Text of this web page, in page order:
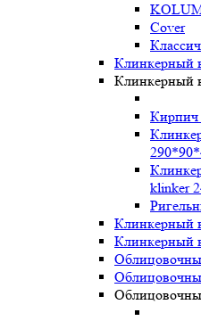
Cover
Клинкерный
Клинкерный
Кирпич
klinker
Клинкерный
Клинкерный